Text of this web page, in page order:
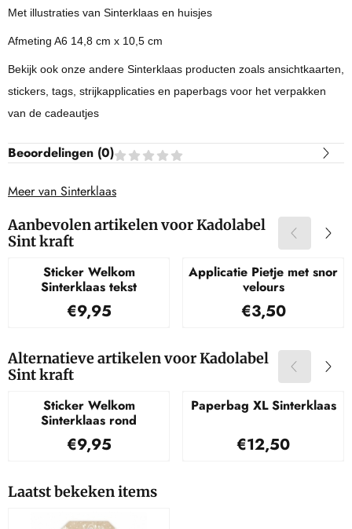
Met illustraties van Sinterklaas en huisjes
Afmeting A6 14,8 cm x 10,5 cm
Bekijk ook onze andere Sinterklaas producten zoals ansichtkaarten,
stickers, tags, strijkapplicaties en paperbags voor het verpakken
van de cadeautjes
Beoordelingen (0)
Meer van Sinterklaas
Aanbevolen artikelen voorKadolabel
Sint kraft
Sticker Welkom
Sinterklaas tekst
Prijs: 9,95
€9,95
Applicatie Pietje met snor
velours
Prijs: 3,50
€3,50
Alternatieve artikelen voorKadolabel
Sint kraft
Sticker Welkom
Sinterklaas rond
Prijs: 9,95
€9,95
Paperbag XL Sinterklaas
Prijs: 12,50
€12,50
Laatst bekeken items